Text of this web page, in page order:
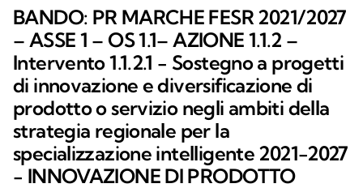
BANDO: PR MARCHE FESR 2021/2027
– ASSE 1 – OS 1.1– AZIONE 1.1.2 –
Intervento 1.1.2.1 - Sostegno a progetti
di innovazione e diversificazione di
prodotto o servizio negli ambiti della
strategia regionale per la
specializzazione intelligente 2021-2027
- INNOVAZIONE DI PRODOTTO